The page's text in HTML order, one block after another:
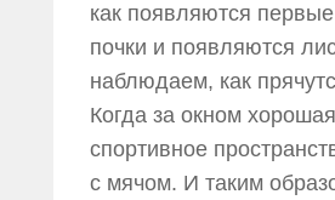
как появляются
почки и появляются
наблюдаем, как
Когда за окном
спортивное
с мячом. И таким